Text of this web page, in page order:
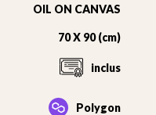
OIL ON CANVAS
70 X 90 (cm)
inclus
Polygon